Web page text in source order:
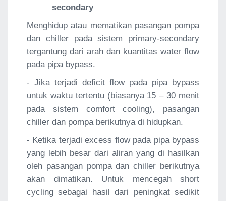
secondary
Menghidup atau mematikan pasangan pompa
dan chiller pada sistem primary-secondary
tergantung dari arah dan kuantitas water flow
pada pipa bypass.
- Jika terjadi deficit flow pada pipa bypass
untuk waktu tertentu (biasanya 15 – 30 menit
pada sistem comfort cooling), pasangan
chiller dan pompa berikutnya di hidupkan.
- Ketika terjadi excess flow pada pipa bypass
yang lebih besar dari aliran yang di hasilkan
oleh pasangan pompa dan chiller berikutnya
akan dimatikan. Untuk mencegah short
cycling sebagai hasil dari peningkat sedikit